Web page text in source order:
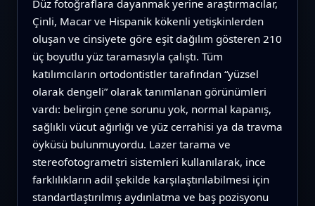
Düz fotoğraflara dayanmak yerine araştırmacılar,
Çinli, Macar ve Hispanik kökenli yetişkinlerden
oluşan ve cinsiyete göre eşit dağılım gösteren 210
üç boyutlu yüz taramasıyla çalıştı. Tüm
katılımcıların ortodontistler tarafından “yüzsel
olarak dengeli” olarak tanımlanan görünümleri
vardı: belirgin çene sorunu yok, normal kapanış,
sağlıklı vücut ağırlığı ve yüz cerrahisi ya da travma
öyküsü bulunmuyordu. Lazer tarama ve
stereofotogrametri sistemleri kullanılarak, ince
farklılıkların adil şekilde karşılaştırılabilmesi için
standartlaştırılmış aydınlatma ve baş pozisyonu